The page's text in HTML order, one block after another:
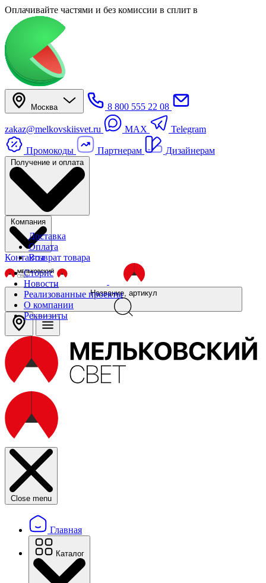
Оплачивайте частями и без комиссии в сплит в
Москва 8 800 555 22 08
zakaz@melkovskiisvet.ru MAX Telegram
Промокоды Партнерам Дизайнерам
Получение и оплата
Доставка
Оплата
Возврат товара
Компания
Сторис
Новости
Реализованные проекты
О компании
Реквизиты
Контакты
Название, артикул
Close menu
Главная
Каталог